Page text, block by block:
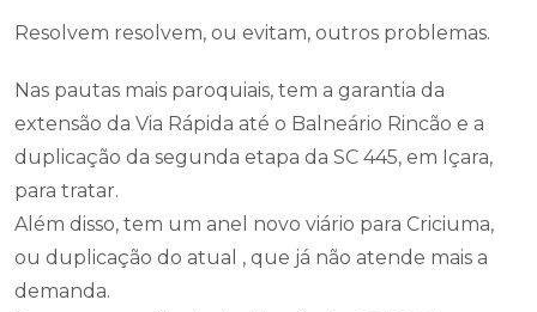
Resolvem resolvem, ou evitam, outros problemas.
Nas pautas mais paroquiais, tem a garantia da
extensão da Via Rápida até o Balneário Rincão e a
duplicação da segunda etapa da SC 445, em Içara,
para tratar.
Além disso, tem um anel novo viário para Criciuma,
ou duplicação do atual , que já não atende mais a
demanda.